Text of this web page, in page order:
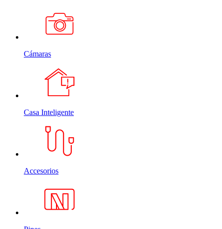
Cámaras
Casa Inteligente
Accesorios